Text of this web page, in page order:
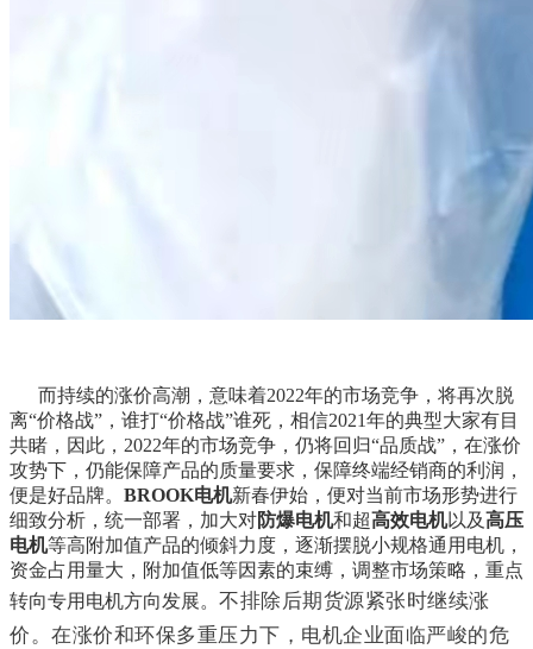
而持续的涨价高潮，意味着2022年的市场竞争，将再次脱
离“价格战”，谁打“价格战”谁死，相信2021年的典型大家有目
共睹，因此，2022年的市场竞争，仍将回归“品质战”，在涨价
攻势下，仍能保障产品的质量要求，保障终端经销商的利润，
便是好品牌。 BROOK电机新春伊始，便对当前市场形势进行
细致分析，统一部署，加大对防爆电机和超高效电机以及高压
电机等高附加值产品的倾斜力度，逐渐摆脱小规格通用电机，
资金占用量大，附加值低等因素的束缚，调整市场策略，重点
转向专用电机方向发展。 不排除后期货源紧张时继续涨
价。 在涨价和环保多重压力下，电机企业面临严峻的危